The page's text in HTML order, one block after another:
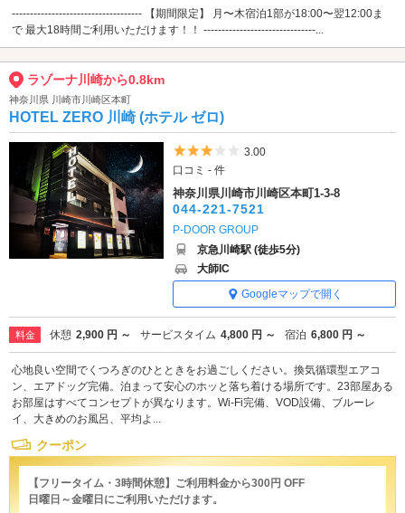
------------------------------------ 【期間限定】 月〜木宿泊1部が18:00〜翌12:00ま
で 最大18時間ご利用いただけます！！ -------------------------------...
ラゾーナ川崎から0.8km
神奈川県 川崎市川崎区本町
HOTEL ZERO 川崎 (ホテル ゼロ)
5つ星のうち3
3.00
口コミ - 件
神奈川県川崎市川崎区本町1-3-8
044-221-7521
P-DOOR GROUP
京急川崎駅 (徒歩5分)
大師IC
Googleマップで開く
料金 休憩 2,900 円 ～ サービスタイム 4,800 円 ～ 宿泊 6,800 円 ～
心地良い空間でくつろぎのひとときをお過ごしください。換気循環型エアコ
ン、エアドッグ完備。泊まって安心のホッと落ち着ける場所です。23部屋ある
お部屋はすべてコンセプトが異なります。Wi-Fi完備、VOD設備、ブルーレ
イ、大きめのお風呂、平均よ...
クーポン
【フリータイム・3時間休憩】ご利用料金から300円 OFF
日曜日～金曜日にご利用いただけます。